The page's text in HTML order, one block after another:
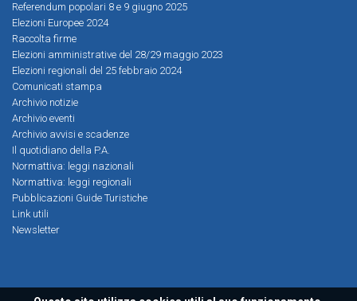
Referendum popolari 8 e 9 giugno 2025
Elezioni Europee 2024
Raccolta firme
Elezioni amministrative del 28/29 maggio 2023
Elezioni regionali del 25 febbraio 2024
Comunicati stampa
Archivio notizie
Archivio eventi
Archivio avvisi e scadenze
Il quotidiano della P.A.
Normattiva: leggi nazionali
Normattiva: leggi regionali
Pubblicazioni Guide Turistiche
Link utili
Newsletter